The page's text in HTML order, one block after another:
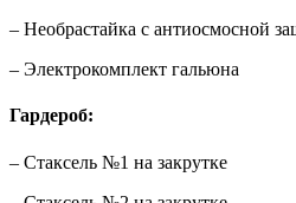
– Необрастайка с антиосмосной
– Электрокомплект гальюна
Гардероб:
– Стаксель №1 на закрутке